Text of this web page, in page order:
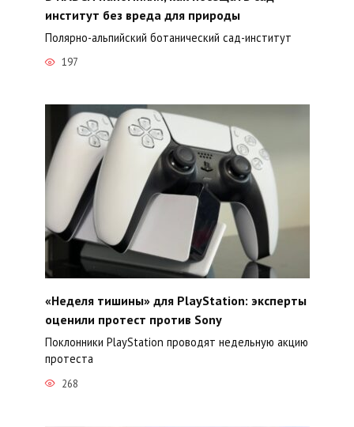
институт без вреда для природы
Полярно-альпийский ботанический сад-институт
197
«Неделя тишины» для PlayStation: эксперты
оценили протест против Sony
Поклонники PlayStation проводят недельную акцию
протеста
268